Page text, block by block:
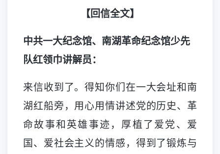
【回信全文】
中共一大纪念馆、南湖革命纪念馆少先
队红领巾讲解员：
来信收到了。得知你们在一大会址和南
湖红船旁，用心用情讲述党的历史、革
命故事和英雄事迹，厚植了爱党、爱
国、爱社会主义的情感，得到了锻炼与